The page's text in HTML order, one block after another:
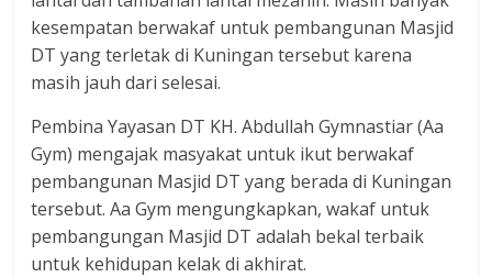
kesempatan berwakaf untuk pembangunan Masjid
DT yang terletak di Kuningan tersebut karena
masih jauh dari selesai.
Pembina Yayasan DT KH. Abdullah Gymnastiar (Aa
Gym) mengajak masyakat untuk ikut berwakaf
pembangunan Masjid DT yang berada di Kuningan
tersebut. Aa Gym mengungkapkan, wakaf untuk
pembangungan Masjid DT adalah bekal terbaik
untuk kehidupan kelak di akhirat.